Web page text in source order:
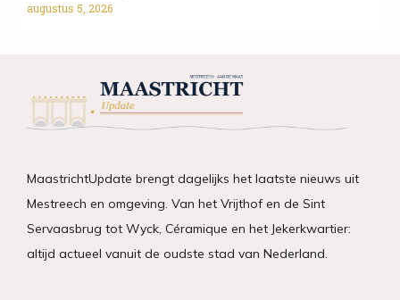
augustus 5, 2026
MaastrichtUpdate brengt dagelijks het laatste nieuws uit
Mestreech en omgeving. Van het Vrijthof en de Sint
Servaasbrug tot Wyck, Céramique en het Jekerkwartier:
altijd actueel vanuit de oudste stad van Nederland.